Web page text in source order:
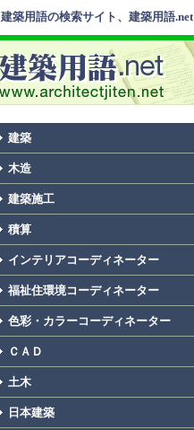
建築用語の検索サイト、建築用語.net
建築
木造
建築施工
積算
インテリアコーディネーター
福祉住環境コーディネーター
色彩・カラーコーディネーター
ＣＡＤ
土木
日本建築